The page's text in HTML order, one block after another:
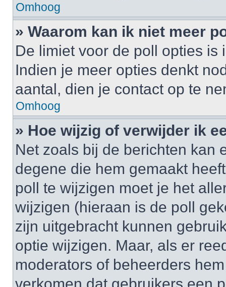
Omhoog
» Waarom kan ik niet meer
De limiet voor de poll opties is
Indien je meer opties denkt
aantal, dien je contact op te
Omhoog
» Hoe wijzig of verwijder ik
Net zoals bij de berichten kan
degene die hem gemaakt
poll te wijzigen moet je het
wijzigen (hieraan is de poll
zijn uitgebracht kunnen
optie wijzigen. Maar, als er
moderators of beheerders